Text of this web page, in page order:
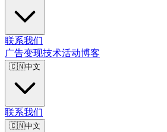
联系我们
广告变现技术活动博客
🇨🇳中文
联系我们
🇨🇳中文